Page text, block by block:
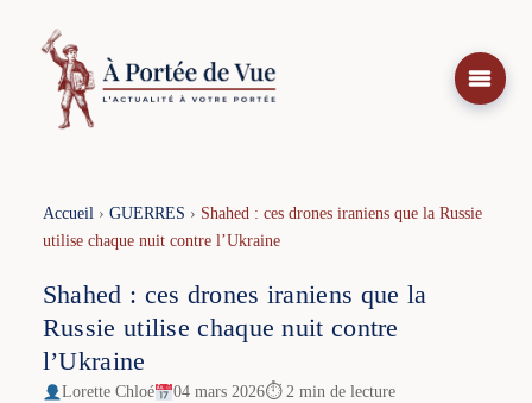
contenu
Accueil› GUERRES › Shahed : ces drones iraniens que la Russie
utilise chaque nuit contre l’Ukraine
Shahed : ces drones iraniens que la
Russie utilise chaque nuit contre
l’Ukraine
Lorette Chloé 04 mars 2026⏱ 2 min de lecture